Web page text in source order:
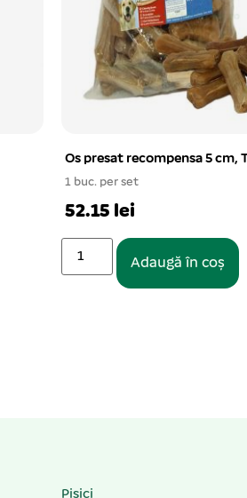
cm, TRIXIE
Lesa chinga cu
33.28 lei
Pisici